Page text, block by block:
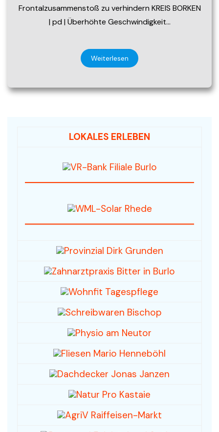
Frontalzusammenstoß zu verhindern KREIS BORKEN
| pd | Überhöhte Geschwindigkeit…
Weiterlesen
LOKALES ERLEBEN